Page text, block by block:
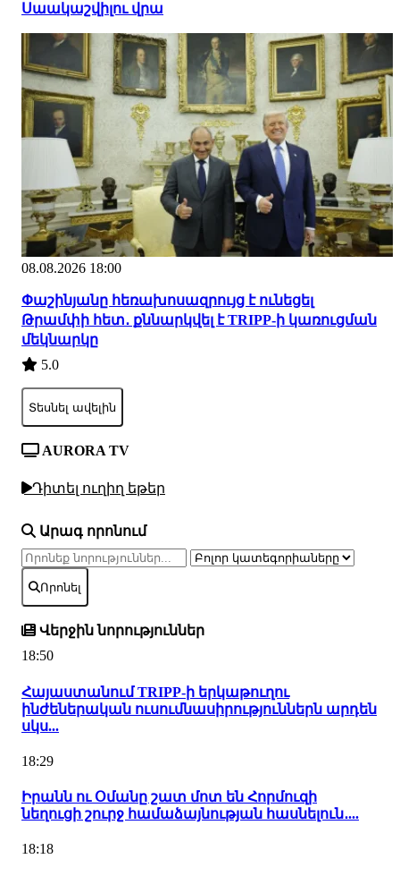
Սաակաշվիլու վրա
08.08.2026 18:00
Փաշինյանը հեռախոսազրույց է ունեցել
Թրամփի հետ․ քննարկվել է TRIPP-ի կառուցման
մեկնարկը
5.0
Տեսնել ավելին
AURORA TV
Դիտել ուղիղ եթեր
Արագ որոնում
Որոնել
Վերջին նորություններ
18:50
Հայաստանում TRIPP-ի երկաթուղու
ինժեներական ուսումնասիրություններն արդեն
սկս...
18:29
Իրանն ու Օմանը շատ մոտ են Հորմուզի
նեղուցի շուրջ համաձայնության հասնելուն․...
18:18